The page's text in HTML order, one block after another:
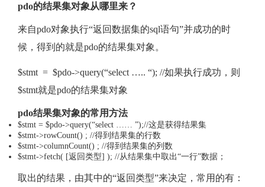
pdo的结果集对象从哪里来？
来自pdo对象执行“返回数据集的sql语句”并成功的时
候，得到的就是pdo的结果集对象。
$stmt = $pdo->query(“select ….. “); //如果执行成功，则
$stmt就是pdo的结果集对象
pdo结果集对象的常用方法
$stmt = $pdo->query(“select …… ”);//这是获得结果集
$stmt->rowCount() ; //得到结果集的行数
$stmt->columnCount() ; //得到结果集的列数
$stmt->fetch( [返回类型] ); //从结果集中取出“一行”数据；
取出的结果，由其中的“返回类型”来决定，常用的有：